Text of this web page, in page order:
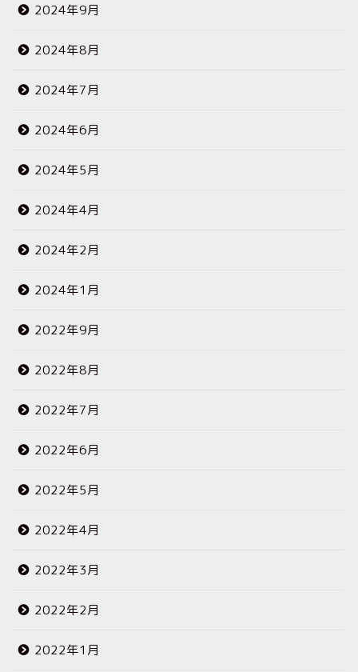
2024年9月
2024年8月
2024年7月
2024年6月
2024年5月
2024年4月
2024年2月
2024年1月
2022年9月
2022年8月
2022年7月
2022年6月
2022年5月
2022年4月
2022年3月
2022年2月
2022年1月